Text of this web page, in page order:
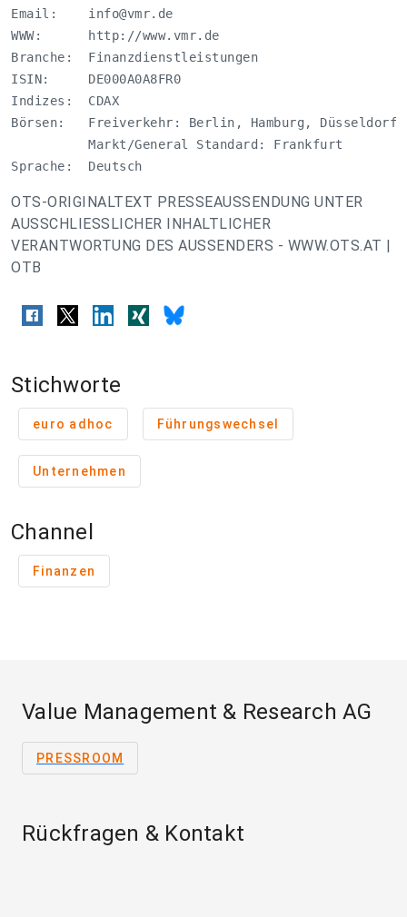
Email: info@vmr.de
WWW:      http://www.vmr.de
Branche:  Finanzdienstleistungen
ISIN:     DE000A0A8FR0
Indizes:  CDAX
Börsen:   Freiverkehr: Berlin, Hamburg, Düsseldorf,
          Markt/General Standard: Frankfurt
Sprache:  Deutsch
OTS-ORIGINALTEXT PRESSEAUSSENDUNG UNTER
AUSSCHLIESSLICHER INHALTLICHER
VERANTWORTUNG DES AUSSENDERS - WWW.OTS.AT |
OTB
Stichworte
euro adhoc Führungswechsel
Unternehmen
Channel
Finanzen
Value Management & Research AG
PRESSROOM
Rückfragen & Kontakt